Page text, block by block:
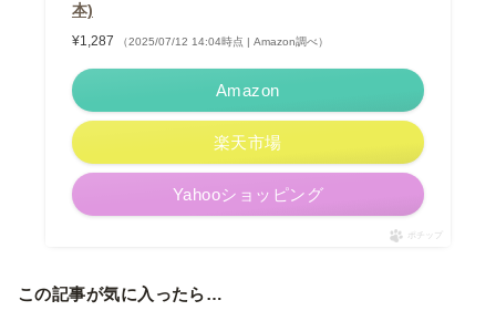
本)
¥1,287 （2025/07/12 14:04時点 | Amazon調べ）
Amazon
楽天市場
Yahooショッピング
ポチップ
この記事が気に入ったら…